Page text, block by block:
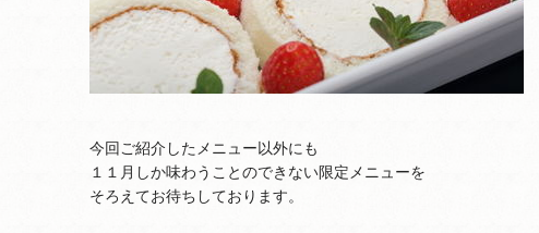
今回ご紹介したメニュー以外にも
１１月しか味わうことのできない限定メニューを
そろえてお待ちしております。